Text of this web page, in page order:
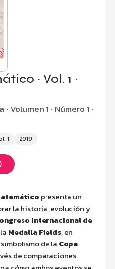
· Vol. 1 ·
Volumen 1 · Número 1 ·
1 2019
presenta un
la historia, evolución y
Internacional de
Medalla Fields, en
de la Copa
de comparaciones